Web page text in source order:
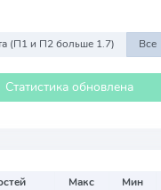
(П1 и П2 больше 1.7) Все
Статистика обновлена
Макс Мин